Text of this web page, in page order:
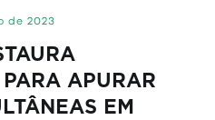
de 2023
APURAR
EM